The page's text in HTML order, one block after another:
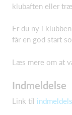
klubaften eller
Er du ny i
får en god start
Læs mere om at
Indmeldelse
Link til